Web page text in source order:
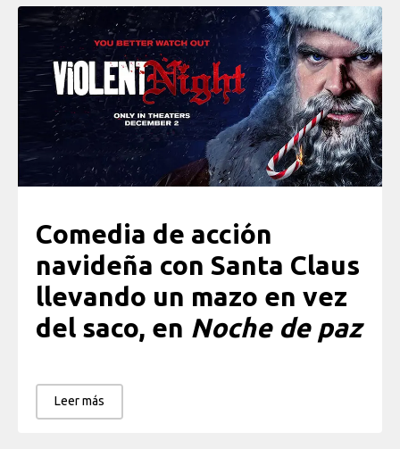
Comedia de acción
navideña con Santa Claus
llevando un mazo en vez
del saco, en Noche de paz
Leer más